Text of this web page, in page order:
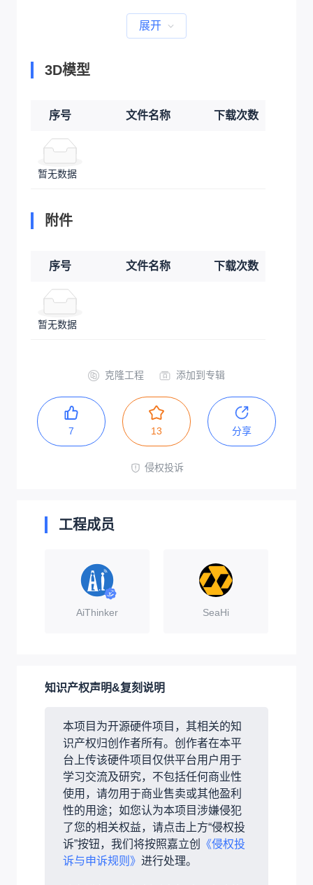
展开
3D模型
序号 文件名称 下载次数
暂无数据
附件
序号 文件名称 下载次数
暂无数据
克隆工程 添加到专辑
7 13 分享
侵权投诉
工程成员
AiThinker SeaHi
知识产权声明&复刻说明
本项目为开源硬件项目，其相关的知
识产权归创作者所有。创作者在本平
台上传该硬件项目仅供平台用户用于
学习交流及研究，不包括任何商业性
使用，请勿用于商业售卖或其他盈利
性的用途；如您认为本项目涉嫌侵犯
了您的相关权益，请点击上方“侵权投
诉”按钮，我们将按照嘉立创
《侵权投
诉与申诉规则》 进行处理。